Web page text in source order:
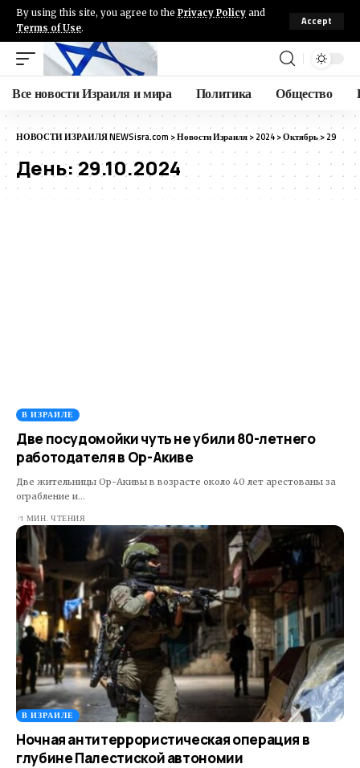
By using this site, you agree to the Privacy Policy and
Terms of Use.
Accept
Все новости Израиля и мира Политика Общество
НОВОСТИ ИЗРАИЛЯ NEWSisra.com >Новости Израиля>2024>Октябрь>29
День:29.10.2024
В ИЗРАИЛЕ
Две посудомойки чуть не убили 80-летнего
работодателя в Ор-Акиве
Две жительницы Ор-Акивы в возрасте около 40 лет арестованы за
ограбление и…
1 МИН. ЧТЕНИЯ
В ИЗРАИЛЕ
Ночная антитеррористическая операция в
глубине Палестиской автономии